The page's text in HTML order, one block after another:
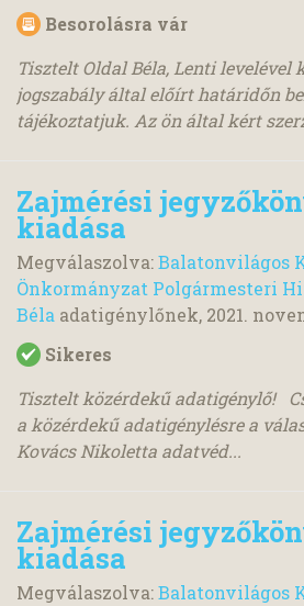
Besorolásra vár
Tisztelt Oldal Béla, Lenti levelével
jogszabály által előírt határidőn
tájékoztatjuk. Az ön által kért
Zajmérési
kiadása
Megválaszolva:Balatonvilágos
Önkormányzat Polgármesteri
Béla adatigénylőnek, 2021.
Sikeres
Tisztelt közérdekű adatigénylő!
a közérdekű adatigénylésre a
Kovács Nikoletta adatvéd...
Zajmérési
kiadása
Megválaszolva:Balatonvilágos